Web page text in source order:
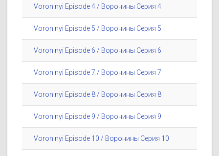
Voroninyi Episode 4 / Воронины Серия 4
Voroninyi Episode 5 / Воронины Серия 5
Voroninyi Episode 6 / Воронины Серия 6
Voroninyi Episode 7 / Воронины Серия 7
Voroninyi Episode 8 / Воронины Серия 8
Voroninyi Episode 9 / Воронины Серия 9
Voroninyi Episode 10 / Воронины Серия 10